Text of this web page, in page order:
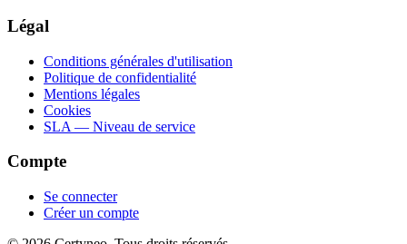
Légal
Conditions générales d'utilisation
Politique de confidentialité
Mentions légales
Cookies
SLA — Niveau de service
Compte
Se connecter
Créer un compte